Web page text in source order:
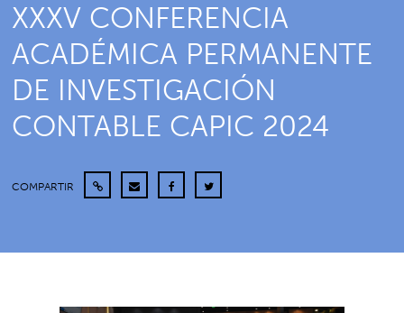
XXXV CONFERENCIA
ACADÉMICA PERMANENTE
DE INVESTIGACIÓN
CONTABLE CAPIC 2024
COMPARTIR